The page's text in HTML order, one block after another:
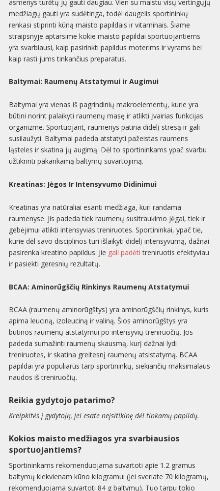
asmenys turėtų jų gauti daugiau. Vien su maistu visų vertingųjų
medžiagų gauti yra sudėtinga, todėl daugelis sportininkų
renkasi stiprinti kūną maisto papildais ir vitaminais. Šiame
straipsnyje aptarsime kokie maisto papildai sportuojantiems
yra svarbiausi, kaip pasirinkti papildus moterims ir vyrams bei
kaip rasti jums tinkančius preparatus.
Baltymai: Raumenų Atstatymui ir Augimui
Baltymai yra vienas iš pagrindinių makroelementų, kurie yra
būtini norint palaikyti raumenų masę ir atlikti įvairias funkcijas
organizme. Sportuojant, raumenys patiria didelį stresą ir gali
susilaužyti. Baltymai padeda atstatyti pažeistas raumens
ląsteles ir skatina jų augimą. Dėl to sportininkams ypač svarbu
užtikrinti pakankamą baltymų suvartojimą.
Kreatinas: Jėgos Ir Intensyvumo Didinimui
Kreatinas yra natūraliai esanti medžiaga, kuri randama
raumenyse. Jis padeda tiek raumenų susitraukimo jėgai, tiek ir
gebėjimui atlikti intensyvias treniruotes. Sportininkai, ypač tie,
kurie dėl savo disciplinos turi išlaikyti didelį intensyvumą, dažnai
pasirenka kreatino papildus. Jie gali padėti treniruotis efektyviau
ir pasiekti geresnių rezultatų.
BCAA: Aminorūgščių Rinkinys Raumenų Atstatymui
BCAA (raumenų aminorūgštys) yra aminorūgščių rinkinys, kuris
apima leuciną, izoleuciną ir valiną. Šios aminorūgštys yra
būtinos raumenų atstatymui po intensyvių treniruočių. Jos
padeda sumažinti raumenų skausmą, kurį dažnai lydi
treniruotes, ir skatina greitesnį raumenų atsistatymą. BCAA
papildai yra populiarūs tarp sportininkų, siekiančių maksimalaus
naudos iš treniruočių.
Reikia gydytojo patarimo?
Kreipkitės į gydytoją, jei esate neįsitikinę dėl tinkamų papildų.
Kokios maisto medžiagos yra svarbiausios
sportuojantiems?
Sportininkams rekomenduojama suvartoti apie 1.2 gramus
baltymų kiekvienam kūno kilogramui (jei sveriate 70 kilogramų,
rekomenduojama suvartoti 84 g baltymų). Tuo tarpu tokio